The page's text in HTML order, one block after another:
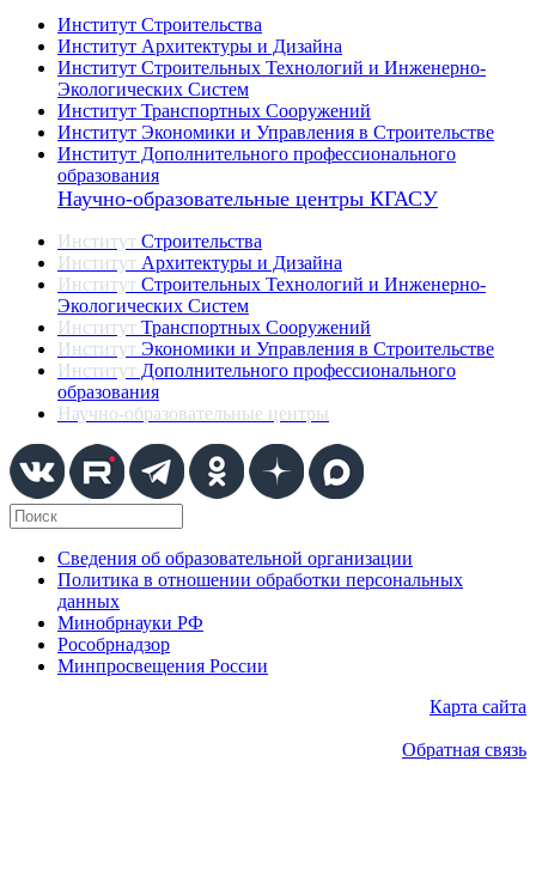
Институт Строительства
Институт Архитектуры и Дизайна
Институт Строительных Технологий и Инженерно-
Экологических Систем
Институт Транспортных Сооружений
Институт Экономики и Управления в Строительстве
Институт Дополнительного профессионального
образования
Научно-образовательные центры КГАСУ
Институт Строительства
Институт Архитектуры и Дизайна
Институт Строительных Технологий и Инженерно-
Экологических Систем
Институт Транспортных Сооружений
Институт Экономики и Управления в Строительстве
Институт Дополнительного профессионального
образования
Научно-образовательные центры
Сведения об образовательной организации
Политика в отношении обработки персональных
данных
Минобрнауки РФ
Рособрнадзор
Минпросвещения России
Карта сайта
Обратная связь